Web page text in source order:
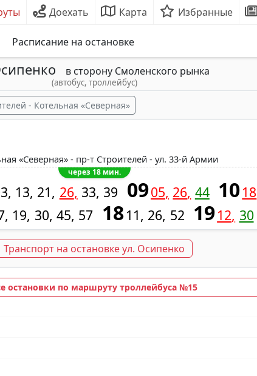
Доехать Карта Избранные
Расписание на остановке
в сторону Смоленского рынка
(автобус, троллейбус)
- Котельная «Северная»
«Северная» - пр-т Строителей - ул. 33-й Армии
через 18 мин.
13 21 26 33 39 0905 26 44 1018
19 30 45 57 1811 26 52 1912 30
Транспорт на остановке ул. Осипенко
остановки по маршруту троллейбуса №15